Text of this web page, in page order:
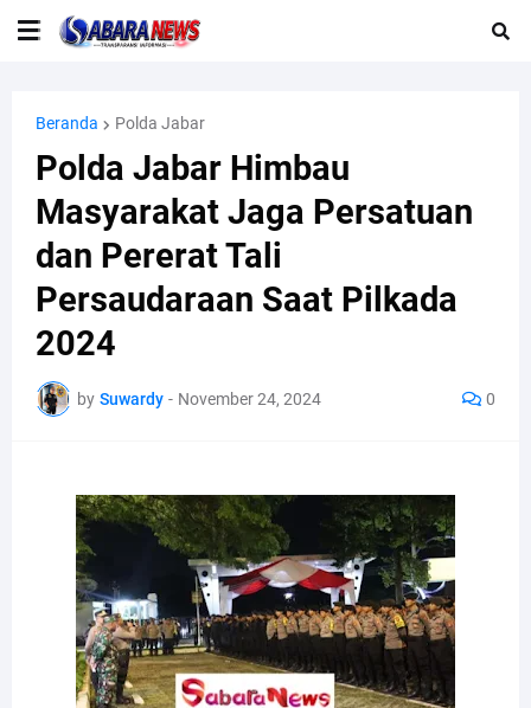
Beranda Polda Jabar
Polda Jabar Himbau
Masyarakat Jaga Persatuan
dan Pererat Tali
Persaudaraan Saat Pilkada
2024
by Suwardy - November 24, 2024 0